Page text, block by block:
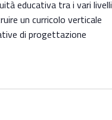
educativa tra i vari livelli
un curricolo verticale
di progettazione